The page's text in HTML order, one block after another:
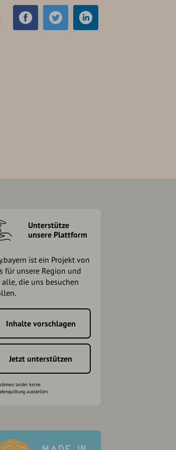
Unterstütze
unsere Plattform
ist ein Projekt von
für unsere Region und
die uns besuchen
Inhalte vorschlagen
Jetzt unterstützen
leider keine
ausstellen.